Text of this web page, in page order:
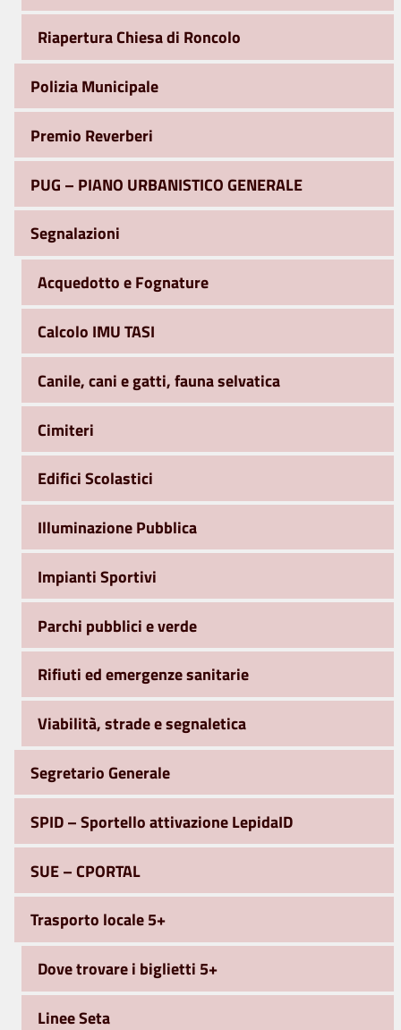
Riapertura Chiesa di Roncolo
Polizia Municipale
Premio Reverberi
PUG – PIANO URBANISTICO GENERALE
Segnalazioni
Acquedotto e Fognature
Calcolo IMU TASI
Canile, cani e gatti, fauna selvatica
Cimiteri
Edifici Scolastici
Illuminazione Pubblica
Impianti Sportivi
Parchi pubblici e verde
Rifiuti ed emergenze sanitarie
Viabilità, strade e segnaletica
Segretario Generale
SPID – Sportello attivazione LepidaID
SUE – CPORTAL
Trasporto locale 5+
Dove trovare i biglietti 5+
Linee Seta